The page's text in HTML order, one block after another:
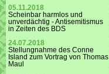
05.11.2018
Scheinbar harmlos und
unverdächtig - Antisemitismus
in Zeiten des BDS
24.07.2018
Stellungnahme des Conne
Island zum Vortrag von Thomas
Maul